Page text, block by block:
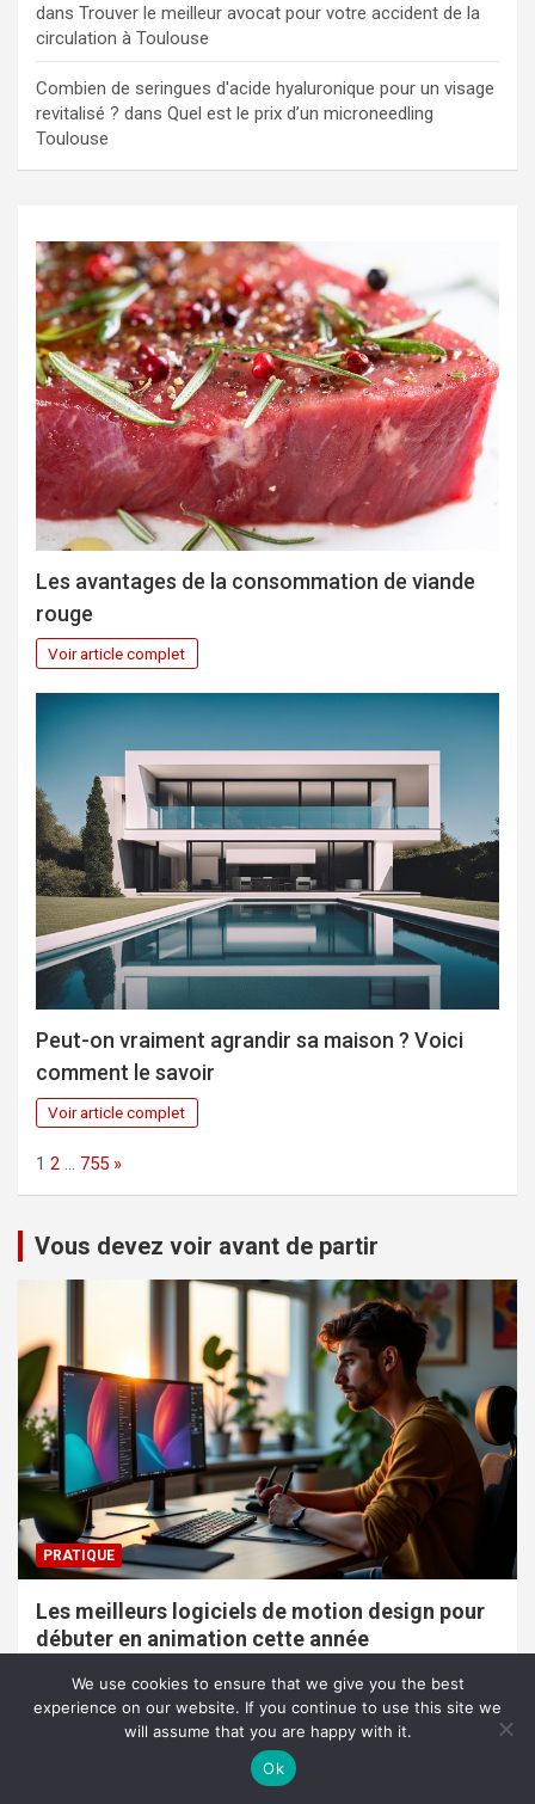
dans Trouver le meilleur avocat pour votre accident de la
circulation à Toulouse
Combien de seringues d'acide hyaluronique pour un visage
revitalisé ? dans Quel est le prix d’un microneedling
Toulouse
Les avantages de la consommation de viande
rouge
Voir article complet
Peut-on vraiment agrandir sa maison ? Voici
comment le savoir
Voir article complet
Page:
1 2 … 755 Next
»
Vous devez voir avant de partir
PRATIQUE
Les meilleurs logiciels de motion design pour
débuter en animation cette année
We use cookies to ensure that we give you the best
experience on our website. If you continue to use this site we
will assume that you are happy with it.
Ok